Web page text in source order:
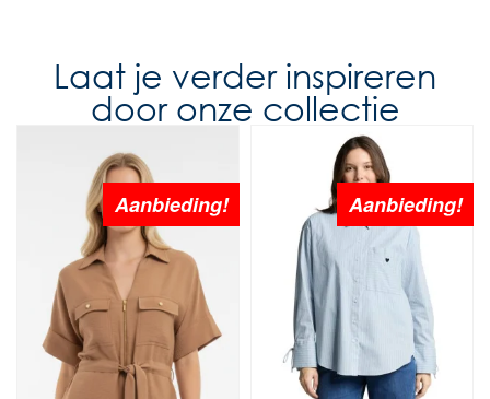
Laat je verder inspireren
door onze collectie
Aanbieding! Aanbieding!